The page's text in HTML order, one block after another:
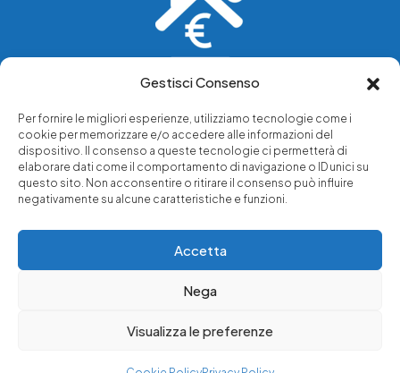
Gestisci Consenso
Per fornire le migliori esperienze, utilizziamo tecnologie come i
cookie per memorizzare e/o accedere alle informazioni del
dispositivo. Il consenso a queste tecnologie ci permetterà di
elaborare dati come il comportamento di navigazione o ID unici su
questo sito. Non acconsentire o ritirare il consenso può influire
negativamente su alcune caratteristiche e funzioni.
Accetta
Nega
Visualizza le preferenze
Immobiliare Luffarelli
Chi siamo
Servizi di tutela legale
Notizie e approfondimenti
14571101006 - Tutti i diritti riservati